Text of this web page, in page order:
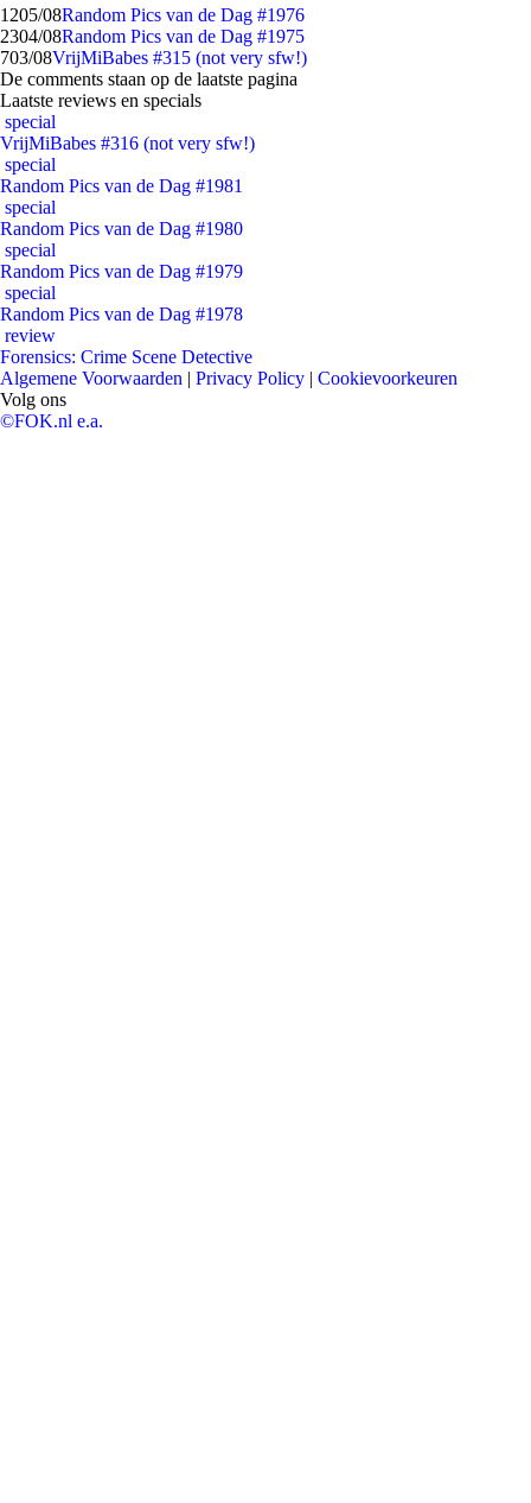
1205/08Random Pics van de Dag #1976
2304/08Random Pics van de Dag #1975
703/08VrijMiBabes #315 (not very sfw!)
De comments staan op de laatste pagina
Laatste reviews en specials
special
VrijMiBabes #316 (not very sfw!)
special
Random Pics van de Dag #1981
special
Random Pics van de Dag #1980
special
Random Pics van de Dag #1979
special
Random Pics van de Dag #1978
review
Forensics: Crime Scene Detective
Algemene Voorwaarden | Privacy Policy | Cookievoorkeuren
Volg ons
©FOK.nl e.a.